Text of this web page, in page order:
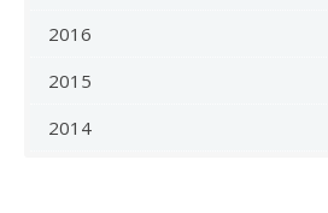
2016
2015
2014